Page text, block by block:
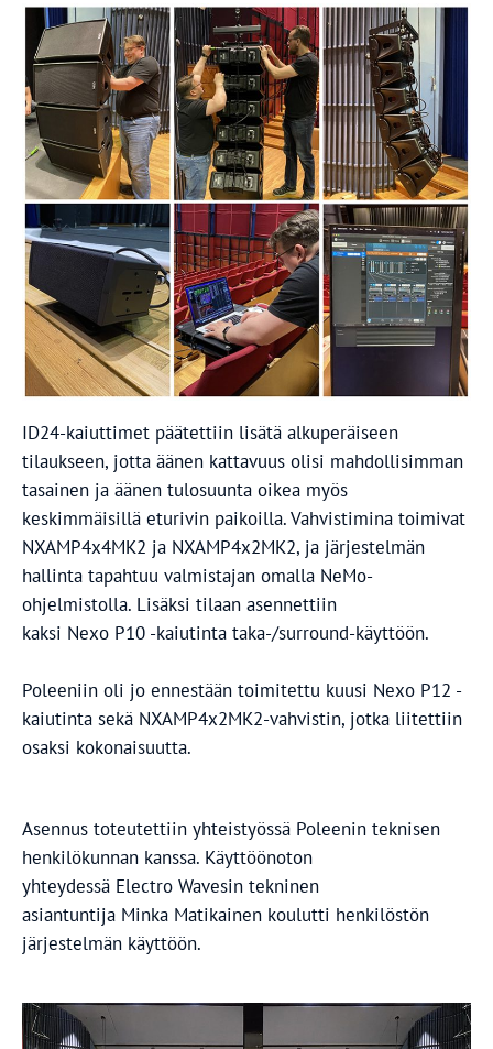
ID24-kaiuttimet päätettiin lisätä alkuperäiseen
tilaukseen, jotta äänen kattavuus olisi mahdollisimman
tasainen ja äänen tulosuunta oikea myös
keskimmäisillä eturivin paikoilla. Vahvistimina toimivat
NXAMP4x4MK2 ja NXAMP4x2MK2, ja järjestelmän
hallinta tapahtuu valmistajan omalla NeMo-
ohjelmistolla. Lisäksi tilaan asennettiin
kaksi Nexo P10 -kaiutinta taka-/surround-käyttöön.
Poleeniin oli jo ennestään toimitettu kuusi Nexo P12 -
kaiutinta sekä NXAMP4x2MK2-vahvistin, jotka liitettiin
osaksi kokonaisuutta.
Asennus toteutettiin yhteistyössä Poleenin teknisen
henkilökunnan kanssa. Käyttöönoton
yhteydessä Electro Wavesin tekninen
asiantuntija Minka Matikainen koulutti henkilöstön
järjestelmän käyttöön.